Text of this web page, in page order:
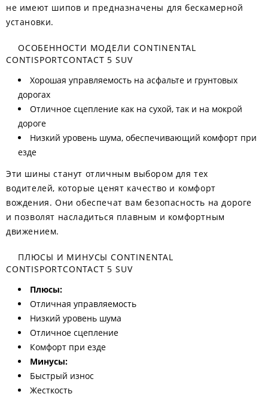
не имеют шипов и предназначены для бескамерной
установки.
ОСОБЕННОСТИ МОДЕЛИ CONTINENTAL
CONTISPORTCONTACT 5 SUV
Хорошая управляемость на асфальте и грунтовых
дорогах
Отличное сцепление как на сухой, так и на мокрой
дороге
Низкий уровень шума, обеспечивающий комфорт при
езде
Эти шины станут отличным выбором для тех
водителей, которые ценят качество и комфорт
вождения. Они обеспечат вам безопасность на дороге
и позволят насладиться плавным и комфортным
движением.
ПЛЮСЫ И МИНУСЫ CONTINENTAL
CONTISPORTCONTACT 5 SUV
Плюсы:
Отличная управляемость
Низкий уровень шума
Отличное сцепление
Комфорт при езде
Минусы:
Быстрый износ
Жесткость